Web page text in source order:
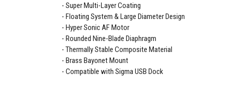
Super Multi-Layer Coating
Floating System & Large Diameter Design
Hyper Sonic AF Motor
Rounded Nine-Blade Diaphragm
Thermally Stable Composite Material
Brass Bayonet Mount
Compatible with Sigma USB Dock